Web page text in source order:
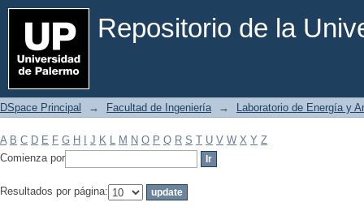
Repositorio de la
Filtrar por: Materia
DSpace Principal → Facultad de Ingeniería → Laboratorio de Energía y
A B C D E F G H J K L M N O P Q R S T U V W X Y Z
Comienza por
Resultados por página: